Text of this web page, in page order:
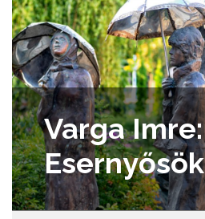
Varga Imre:
Esernyősök